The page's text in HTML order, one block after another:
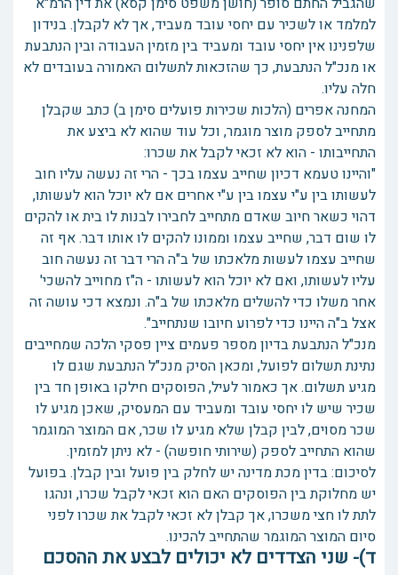
למלמד או לשכיר עם יחסי עובד מעביד, אך לא לקבלן. בנידון
שלפנינו אין יחסי עובד ומעביד בין מזמין העבודה ובין הנתבעת
או מנכ"ל הנתבעת, כך שהזכאות לתשלום האמורה בעובדים לא
חלה עליו.
המחנה אפרים (הלכות שכירות פועלים סימן ב) כתב שקבלן
מתחייב לספק מוצר מוגמר, וכל עוד שהוא לא ביצע את
התחייבותו - הוא לא זכאי לקבל את שכרו:
"והיינו טעמא דכיון שחייב עצמו בכך - הרי זה נעשה עליו חוב
לעשותו בין ע"י עצמו בין ע"י אחרים אם לא יוכל הוא לעשותו,
דהוי כשאר חיוב שאדם מתחייב לחבירו לבנות לו בית או להקים
לו שום דבר, שחייב עצמו וממונו להקים לו אותו דבר. אף זה
שחייב עצמו לעשות מלאכתו של ב"ה הרי דבר זה נעשה חוב
עליו לעשותו, ואם לא יוכל הוא לעשותו - ה"ז מחוייב להשכי'
אחר משלו כדי להשלים מלאכתו של ב"ה. ונמצא דכי עושה זה
אצל ב"ה היינו כדי לפרוע חיובו שנתחייב".
מנכ"ל הנתבעת בדיון מספר פעמים ציין פסקי הלכה שמחייבים
נתינת תשלום לפועל, ומכאן הסיק מנכ"ל הנתבעת שגם לו
מגיע תשלום. אך כאמור לעיל, הפוסקים חילקו באופן חד בין
שכיר שיש לו יחסי עובד ומעביד עם המעסיק, שאכן מגיע לו
שכר מסוים, לבין קבלן שלא מגיע לו שכר, אם המוצר המוגמר
שהוא התחייב לספק (שירותי חופשה) - לא ניתן למזמין.
לסיכום: בדין מכת מדינה יש לחלק בין פועל ובין קבלן. בפועל
יש מחלוקת בין הפוסקים האם הוא זכאי לקבל שכרו, ונהגו
לתת לו חצי משכרו, אך קבלן לא זכאי לקבל את שכרו לפני
סיום המוצר המוגמר שהתחייב להכינו.
ד)- שני הצדדים לא יכולים לבצע את ההסכם